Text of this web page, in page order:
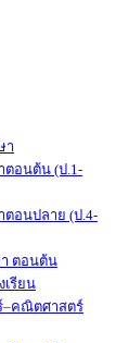
า
ตอนต้น (ป.1-
อนปลาย (ป.4-
ตอนต้น
รียน
–คณิตศาสตร์